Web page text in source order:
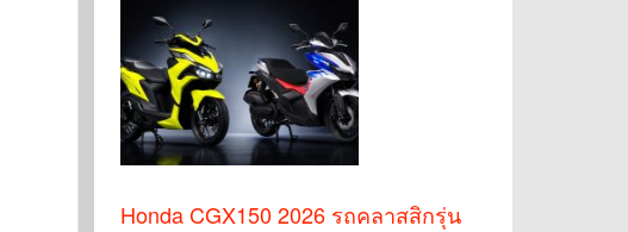
Honda CGX150 2026 รถคลาสสิกรุ่น